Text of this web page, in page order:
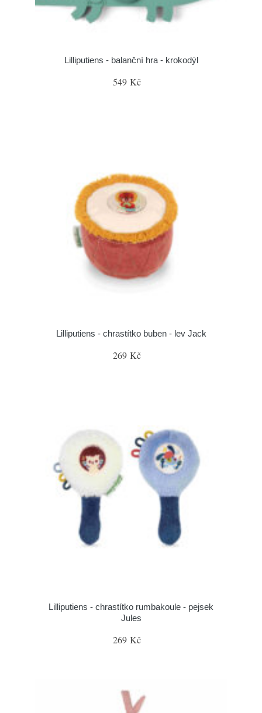
Lilliputiens - balanční hra - krokodýl
549 Kč
Lilliputiens - chrastítko buben - lev Jack
269 Kč
Lilliputiens - chrastítko rumbakoule - pejsek
Jules
269 Kč